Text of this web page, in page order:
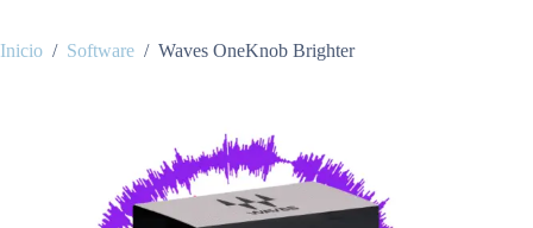
Inicio / Software / Waves OneKnob Brighter